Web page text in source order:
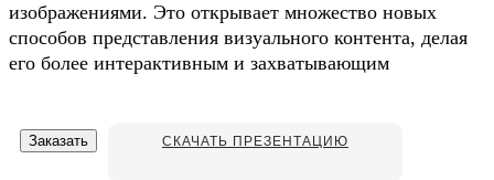
изображениями. Это открывает множество новых
способов представления визуального контента, делая
его более интерактивным и захватывающим
Заказать CКАЧАТЬ ПРЕЗЕНТАЦИЮ